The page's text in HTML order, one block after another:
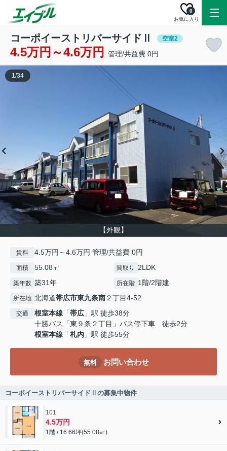
お気に入り
0
コーポイーストリバーサイドⅡ 空室2
4.5万円～4.6万円 管理/共益費 0円
【外観】
1/34
賃料 4.5万円～4.6万円 管理/共益費 0円
面積 55.08㎡ 間取り 2LDK
築年数 築31年 所在階 1階/2階建
所在地 北海道帯広市東九条南２丁目4-52
交通 根室本線 「帯広 」駅 徒歩38分
十勝バス「東９条２丁目」バス停下車 徒歩2分
根室本線 「札内 」駅 徒歩55分
無料 お問い合わせ
コーポイーストリバーサイドⅡの募集中物件
101
4.5万円
1階 / 16.66坪(55.08㎡)